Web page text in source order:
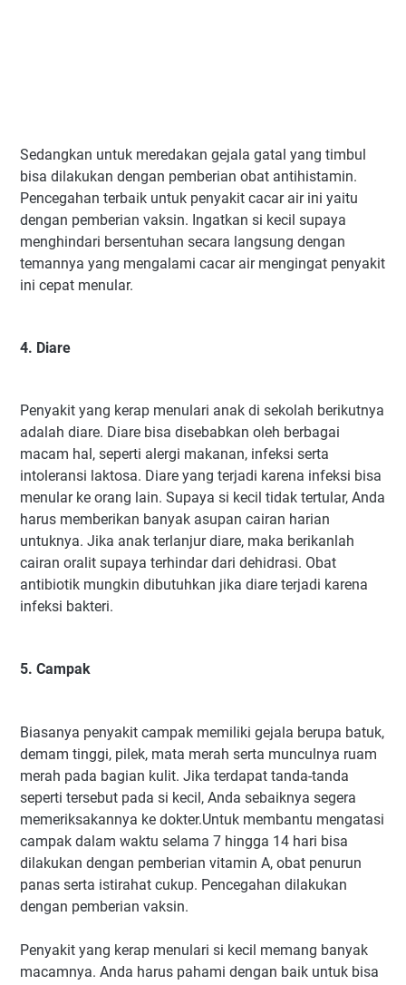
Sedangkan untuk meredakan gejala gatal yang timbul
bisa dilakukan dengan pemberian obat antihistamin.
Pencegahan terbaik untuk penyakit cacar air ini yaitu
dengan pemberian vaksin. Ingatkan si kecil supaya
menghindari bersentuhan secara langsung dengan
temannya yang mengalami cacar air mengingat penyakit
ini cepat menular.
4. Diare
Penyakit yang kerap menulari anak di sekolah berikutnya
adalah diare. Diare bisa disebabkan oleh berbagai
macam hal, seperti alergi makanan, infeksi serta
intoleransi laktosa. Diare yang terjadi karena infeksi bisa
menular ke orang lain. Supaya si kecil tidak tertular, Anda
harus memberikan banyak asupan cairan harian
untuknya. Jika anak terlanjur diare, maka berikanlah
cairan oralit supaya terhindar dari dehidrasi. Obat
antibiotik mungkin dibutuhkan jika diare terjadi karena
infeksi bakteri.
5. Campak
Biasanya penyakit campak memiliki gejala berupa batuk,
demam tinggi, pilek, mata merah serta munculnya ruam
merah pada bagian kulit. Jika terdapat tanda-tanda
seperti tersebut pada si kecil, Anda sebaiknya segera
memeriksakannya ke dokter.Untuk membantu mengatasi
campak dalam waktu selama 7 hingga 14 hari bisa
dilakukan dengan pemberian vitamin A, obat penurun
panas serta istirahat cukup. Pencegahan dilakukan
dengan pemberian vaksin.
Penyakit yang kerap menulari si kecil memang banyak
macamnya. Anda harus pahami dengan baik untuk bisa